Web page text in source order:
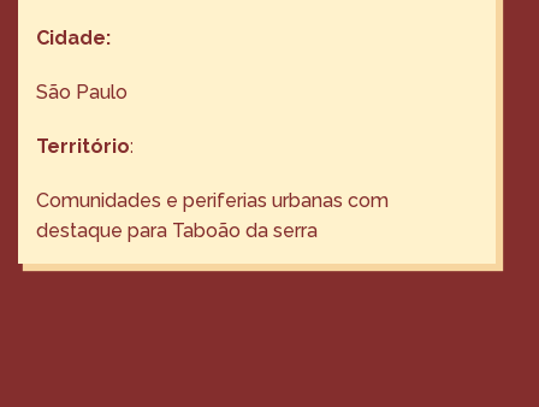
Cidade:
São Paulo
Território:
Comunidades e periferias urbanas com
destaque para Taboão da serra